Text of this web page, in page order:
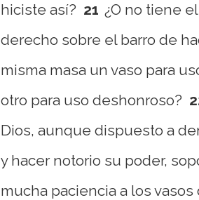
hiciste así? 21 ¿O no tiene
derecho sobre el barro de
misma masa un vaso para
otro para uso deshonroso?
Dios, aunque dispuesto a
y hacer notorio su poder,
mucha paciencia a los vasos